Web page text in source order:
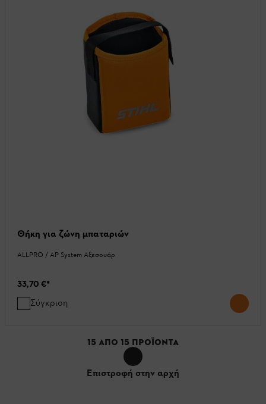
Θήκη για ζώνη μπαταριών
ALLPRO / AP System Αξεσουάρ
33,70 €*
Σύγκριση
15 ΑΠΌ 15 ΠΡΟΪΌΝΤΑ
Επιστροφή στην αρχή